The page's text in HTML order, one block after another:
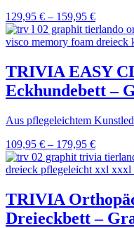
129,95 € – 159,95 €
TRIVIA EASY
Eckhundebett –
Aus pflegeleichtem
109,95 € – 179,95 €
TRIVIA
Dreieckbett –